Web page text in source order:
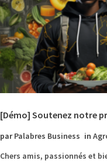
[Démo] Soutenez notre
parPalabres Business in
Chers amis, passionnés et